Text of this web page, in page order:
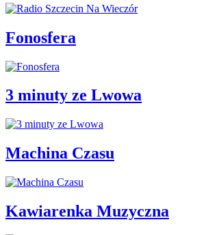
Fonosfera
3 minuty ze Lwowa
Machina Czasu
Kawiarenka Muzyczna